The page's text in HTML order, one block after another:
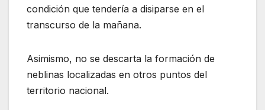
condición que tendería a disiparse en el
transcurso de la mañana.
Asimismo, no se descarta la formación de
neblinas localizadas en otros puntos del
territorio nacional.